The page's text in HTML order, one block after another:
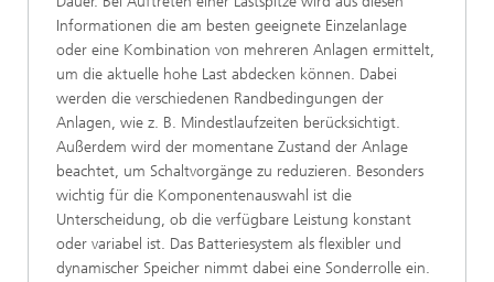
Informationen die am besten geeignete Einzelanlage
oder eine Kombination von mehreren Anlagen ermittelt,
um die aktuelle hohe Last abdecken können. Dabei
werden die verschiedenen Randbedingungen der
Anlagen, wie z. B. Mindestlaufzeiten berücksichtigt.
Außerdem wird der momentane Zustand der Anlage
beachtet, um Schaltvorgänge zu reduzieren. Besonders
wichtig für die Komponentenauswahl ist die
Unterscheidung, ob die verfügbare Leistung konstant
oder variabel ist. Das Batteriesystem als flexibler und
dynamischer Speicher nimmt dabei eine Sonderrolle ein.